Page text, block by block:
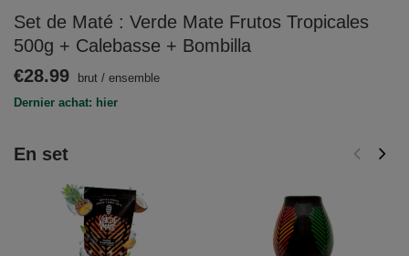
Set de Maté : Verde Mate Frutos Tropicales
500g + Calebasse + Bombilla
En set
€28.99 brut / ensemble
Dernier achat: hier